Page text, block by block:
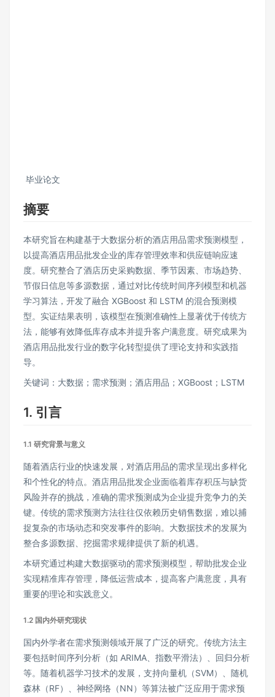
毕业论文
摘要
本研究旨在构建基于大数据分析的酒店用品需求预测模型，
以提高酒店用品批发企业的库存管理效率和供应链响应速
度。研究整合了酒店历史采购数据、季节因素、市场趋势、
节假日信息等多源数据，通过对比传统时间序列模型和机器
学习算法，开发了融合 XGBoost 和 LSTM 的混合预测模
型。实证结果表明，该模型在预测准确性上显著优于传统方
法，能够有效降低库存成本并提升客户满意度。研究成果为
酒店用品批发行业的数字化转型提供了理论支持和实践指
导。
关键词：大数据；需求预测；酒店用品；XGBoost；LSTM
1. 引言
1.1 研究背景与意义
随着酒店行业的快速发展，对酒店用品的需求呈现出多样化
和个性化的特点。酒店用品批发企业面临着库存积压与缺货
风险并存的挑战，准确的需求预测成为企业提升竞争力的关
键。传统的需求预测方法往往仅依赖历史销售数据，难以捕
捉复杂的市场动态和突发事件的影响。大数据技术的发展为
整合多源数据、挖掘需求规律提供了新的机遇。
本研究通过构建大数据驱动的需求预测模型，帮助批发企业
实现精准库存管理，降低运营成本，提高客户满意度，具有
重要的理论和实践意义。
1.2 国内外研究现状
国内外学者在需求预测领域开展了广泛的研究。传统方法主
要包括时间序列分析（如 ARIMA、指数平滑法）、回归分析
等。随着机器学习技术的发展，支持向量机（SVM）、随机
森林（RF）、神经网络（NN）等算法被广泛应用于需求预